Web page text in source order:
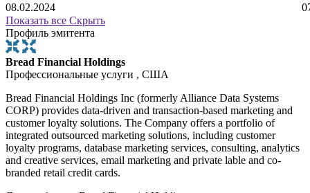
08.02.2024
Показать все Скрыть
Профиль эмитента
Bread Financial Holdings
Профессиональные услуги , США
Bread Financial Holdings Inc (formerly Alliance Data Systems
CORP) provides data-driven and transaction-based marketing and
customer loyalty solutions. The Company offers a portfolio of
integrated outsourced marketing solutions, including customer
loyalty programs, database marketing services, consulting, analytics
and creative services, email marketing and private lable and co-
branded retail credit cards.